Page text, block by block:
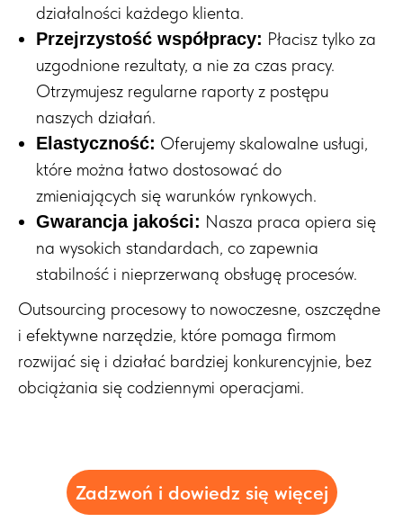
działalności każdego klienta.
Przejrzystość współpracy: Płacisz tylko za
uzgodnione rezultaty, a nie za czas pracy.
Otrzymujesz regularne raporty z postępu
naszych działań.
Elastyczność: Oferujemy skalowalne usługi,
które można łatwo dostosować do
zmieniających się warunków rynkowych.
Gwarancja jakości: Nasza praca opiera się
na wysokich standardach, co zapewnia
stabilność i nieprzerwaną obsługę procesów.
Outsourcing procesowy to nowoczesne, oszczędne
i efektywne narzędzie, które pomaga firmom
rozwijać się i działać bardziej konkurencyjnie, bez
obciążania się codziennymi operacjami.
Zadzwoń i dowiedz się więcej